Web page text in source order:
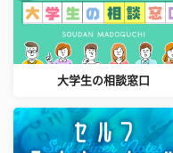
大学生の相談窓口